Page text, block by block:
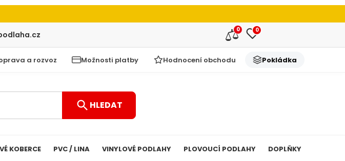
0 0
a rozvoz Možnosti platby Hodnocení obchodu Pokládka
HLEDAT
KOBERCE PVC / LINA VINYLOVÉ PODLAHY PLOVOUCÍ PODLAHY DOPLŇKY